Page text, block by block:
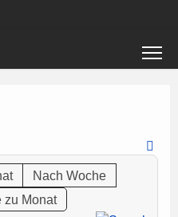
Nach Woche
zu Monat